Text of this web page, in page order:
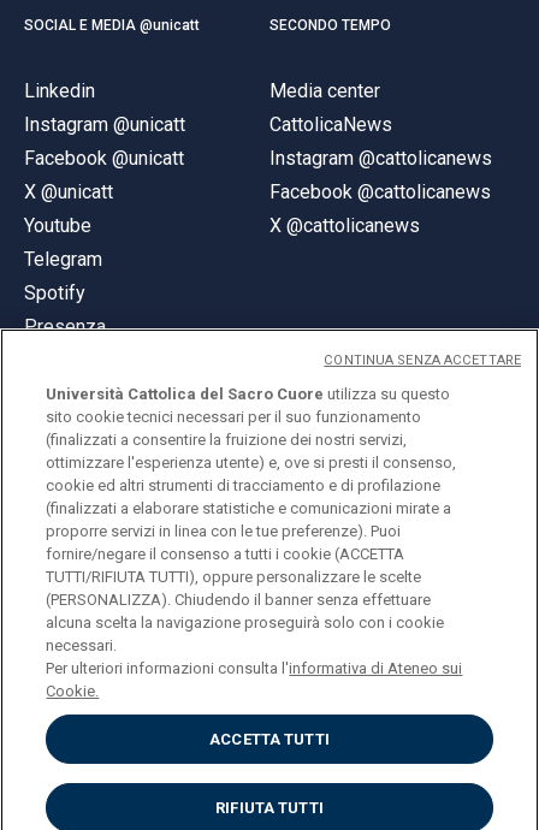
SOCIAL E MEDIA @unicatt
Linkedin
Instagram @unicatt
Facebook @unicatt
X @unicatt
Youtube
Telegram
Spotify
Presenza
SECONDO TEMPO
Media center
CattolicaNews
Instagram @cattolicanews
Facebook @cattolicanews
X @cattolicanews
© Università Cattolica del Sacro Cuore
Largo A. Gemelli 1, 20123 Milano
PI 02133120150
ENGLISH
Privacy
Accessibilità
Cookies
Università Cattolica del Sacro Cuore utilizza su questo
sito cookie tecnici necessari per il suo funzionamento
(finalizzati a consentire la fruizione dei nostri servizi,
ottimizzare l'esperienza utente) e, ove si presti il consenso,
cookie ed altri strumenti di tracciamento e di profilazione
(finalizzati a elaborare statistiche e comunicazioni mirate a
proporre servizi in linea con le tue preferenze). Puoi
fornire/negare il consenso a tutti i cookie (ACCETTA
TUTTI/RIFIUTA TUTTI), oppure personalizzare le scelte
(PERSONALIZZA). Chiudendo il banner senza effettuare
alcuna scelta la navigazione proseguirà solo con i cookie
necessari.
Per ulteriori informazioni consulta l'informativa di Ateneo sui
Cookie.
ACCETTA TUTTI
RIFIUTA TUTTI
CONTINUA SENZA ACCETTARE